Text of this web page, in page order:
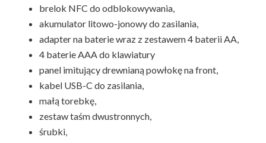
brelok NFC do odblokowywania,
akumulator litowo-jonowy do zasilania,
adapter na baterie wraz z zestawem 4 baterii AA,
4 baterie AAA do klawiatury
panel imitujący drewnianą powłokę na front,
kabel USB-C do zasilania,
małą torebkę,
zestaw taśm dwustronnych,
śrubki,